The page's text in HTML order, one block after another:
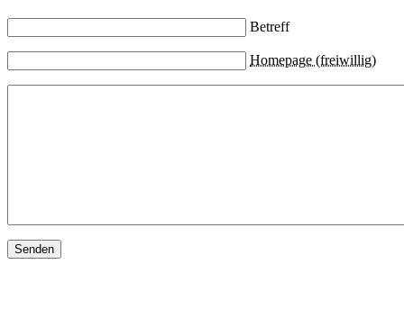
Betreff
Homepage (freiwillig)